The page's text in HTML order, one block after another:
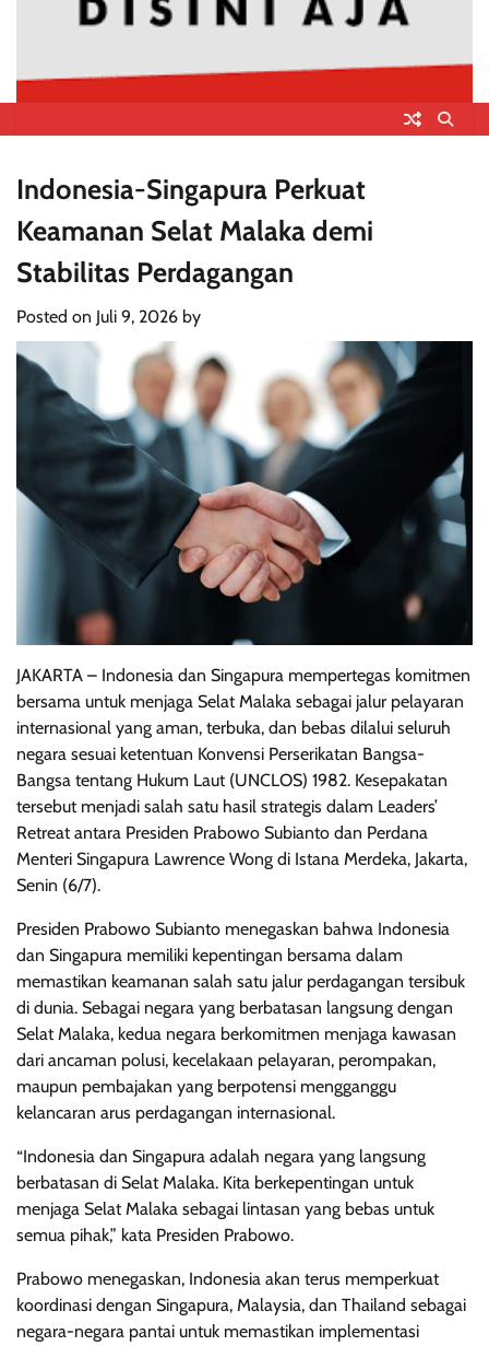
Indonesia-Singapura Perkuat
Keamanan Selat Malaka demi
Stabilitas Perdagangan
Posted on Juli 9, 2026 by
JAKARTA – Indonesia dan Singapura mempertegas komitmen
bersama untuk menjaga Selat Malaka sebagai jalur pelayaran
internasional yang aman, terbuka, dan bebas dilalui seluruh
negara sesuai ketentuan Konvensi Perserikatan Bangsa-
Bangsa tentang Hukum Laut (UNCLOS) 1982. Kesepakatan
tersebut menjadi salah satu hasil strategis dalam Leaders’
Retreat antara Presiden Prabowo Subianto dan Perdana
Menteri Singapura Lawrence Wong di Istana Merdeka, Jakarta,
Senin (6/7).
Presiden Prabowo Subianto menegaskan bahwa Indonesia
dan Singapura memiliki kepentingan bersama dalam
memastikan keamanan salah satu jalur perdagangan tersibuk
di dunia. Sebagai negara yang berbatasan langsung dengan
Selat Malaka, kedua negara berkomitmen menjaga kawasan
dari ancaman polusi, kecelakaan pelayaran, perompakan,
maupun pembajakan yang berpotensi mengganggu
kelancaran arus perdagangan internasional.
“Indonesia dan Singapura adalah negara yang langsung
berbatasan di Selat Malaka. Kita berkepentingan untuk
menjaga Selat Malaka sebagai lintasan yang bebas untuk
semua pihak,” kata Presiden Prabowo.
Prabowo menegaskan, Indonesia akan terus memperkuat
koordinasi dengan Singapura, Malaysia, dan Thailand sebagai
negara-negara pantai untuk memastikan implementasi